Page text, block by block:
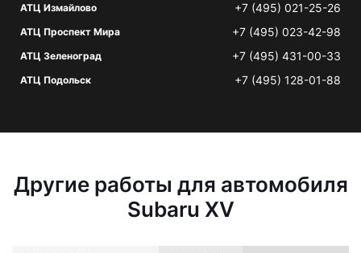
АТЦ Измайлово +7 (495) 021-25-26
АТЦ Проспект Мира +7 (495) 023-42-98
АТЦ Зеленоград +7 (495) 431-00-33
АТЦ Подольск +7 (495) 128-01-88
Другие работы для автомобиля
Subaru XV